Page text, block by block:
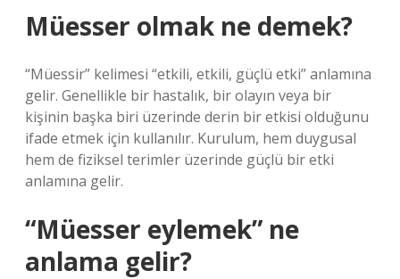
Müesser olmak ne demek?
“Müessir” kelimesi “etkili, etkili, güçlü etki” anlamına
gelir. Genellikle bir hastalık, bir olayın veya bir
kişinin başka biri üzerinde derin bir etkisi olduğunu
ifade etmek için kullanılır. Kurulum, hem duygusal
hem de fiziksel terimler üzerinde güçlü bir etki
anlamına gelir.
“Müesser eylemek” ne
anlama gelir?